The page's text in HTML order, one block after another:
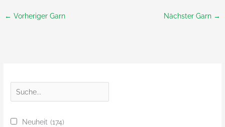
← Vorheriger Garn Nächster Garn →
u
Neuheit (174)